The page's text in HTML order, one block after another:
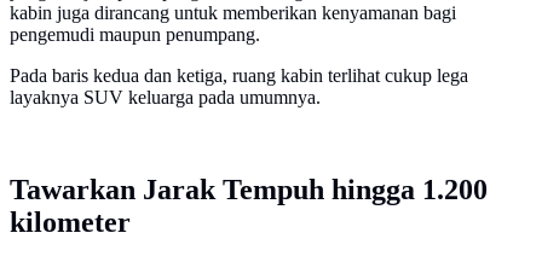
kabin juga dirancang untuk memberikan kenyamanan bagi
pengemudi maupun penumpang.
Pada baris kedua dan ketiga, ruang kabin terlihat cukup lega
layaknya SUV keluarga pada umumnya.
Tawarkan Jarak Tempuh hingga 1.200
kilometer